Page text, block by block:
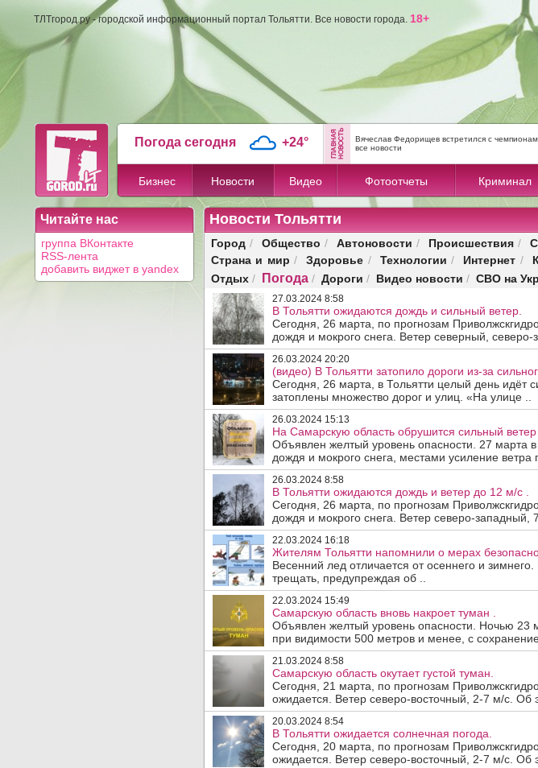
ТЛТгород.ру - городской информационный портал Тольятти. Все новости города. 18+
Погода сегодня +24°
Вячеслав Федорищев встретился с
все новости
Бизнес Новости Видео Фотоотчеты Криминал
Читайте нас
группа ВКонтакте
RSS-лента
добавить виджет в yandex
Новости Тольятти
Город / Общество / Автоновости / Происшествия /
Страна и мир / Здоровье / Технологии / Интернет /
Отдых / Погода / Дороги / Видео новости / СВО на
27.03.2024 8:58
В Тольятти ожидаются дождь и сильный ветер.
Сегодня, 26 марта, по прогнозам
дождя и мокрого снега. Ветер северный, северо-
26.03.2024 20:20
(видео) В Тольятти затопило дороги из-за
Сегодня, 26 марта, в Тольятти целый день идёт
затоплены множество дорог и улиц. «На улице ..
26.03.2024 15:13
На Самарскую область обрушится сильный ветер .
Объявлен желтый уровень опасности. 27 марта
дождя и мокрого снега, местами усиление ветра
26.03.2024 8:58
В Тольятти ожидаются дождь и ветер до 12 м/с .
Сегодня, 26 марта, по прогнозам
дождя и мокрого снега. Ветер северо-западный,
22.03.2024 16:18
Жителям Тольятти напомнили о мерах
Весенний лед отличается от осеннего и
трещать, предупреждая об ..
22.03.2024 15:49
Самарскую область вновь накроет туман .
Объявлен желтый уровень опасности. Ночью 23
при видимости 500 метров и менее, с
21.03.2024 8:58
Самарскую область окутает густой туман.
Сегодня, 21 марта, по прогнозам
ожидается. Ветер северо-восточный, 2-7 м/с. Об
20.03.2024 8:54
В Тольятти ожидается солнечная погода.
Сегодня, 20 марта, по прогнозам
ожидается. Ветер северо-восточный, 2-7 м/с. Об